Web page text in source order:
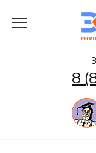
содержанию
8